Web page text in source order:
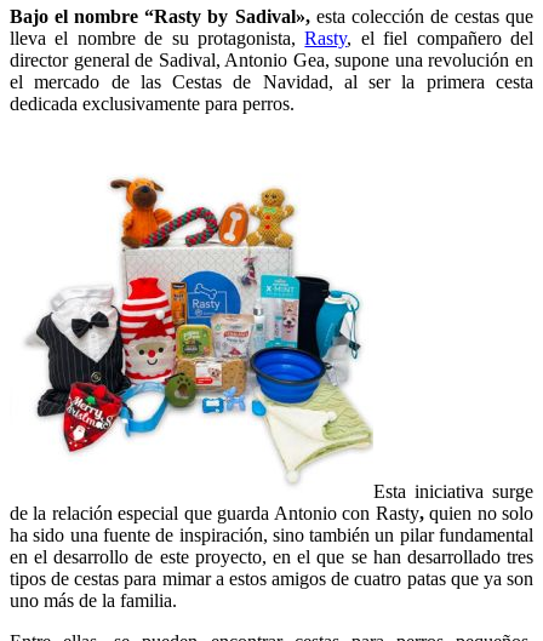
Bajo el nombre “Rasty by Sadival»,esta colección de cestas que
lleva el nombre de su protagonista,Rasty, el fiel compañero del
director general de Sadival, Antonio Gea, supone una revolución en
el mercado de las Cestas de Navidad, al ser la primera cesta
dedicada exclusivamente para perros.
Esta iniciativa surge
de la relación especial que guarda Antonio con Rasty,quien no solo
ha sido una fuente de inspiración, sino también un pilar fundamental
en el desarrollo de este proyecto, en el que se han desarrollado tres
tipos de cestas para mimar a estos amigos de cuatro patas que ya son
uno más de la familia.